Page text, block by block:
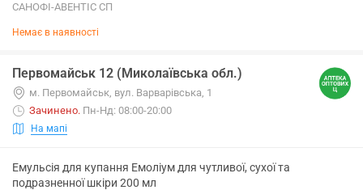
САНОФІ-АВЕНТІС СП
Немає в наявності
Первомайськ 12 (Миколаївська обл.)
м. Первомайськ, вул. Варварівська, 1
Зачинено. Пн-Нд: 08:00-20:00
На мапі
Емульсія для купання Емоліум для чутливої, сухої та
подразненної шкіри 200 мл